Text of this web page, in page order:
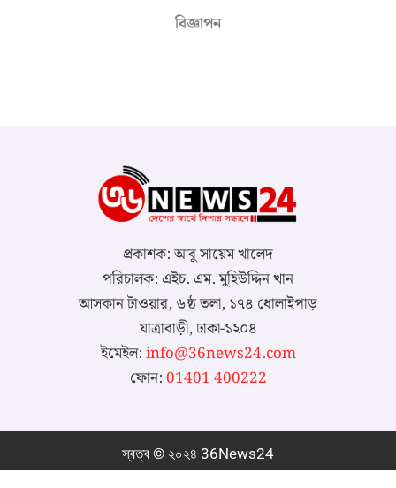
বিজ্ঞাপন
প্রকাশক: আবু সায়েম খালেদ
পরিচালক: এইচ. এম. মুহিউদ্দিন খান
আসকান টাওয়ার, ৬ষ্ঠ তলা, ১৭৪ ধোলাইপাড়
যাত্রাবাড়ী, ঢাকা-১২০৪
ইমেইল:info@36news24.com
ফোন:01401 400222
স্বত্ব © ২০২৪ 36News24